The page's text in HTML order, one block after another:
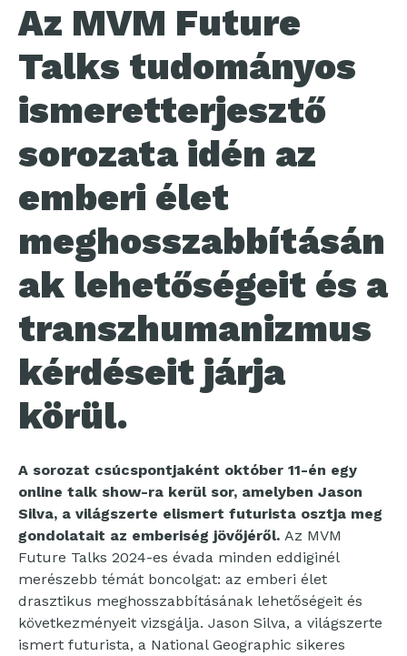
Az MVM Future
Talks tudományos
ismeretterjesztő
sorozata idén az
emberi élet
meghosszabbításán
ak lehetőségeit és a
transzhumanizmus
kérdéseit járja
körül.
A sorozat csúcspontjaként október 11-én egy
online talk show-ra kerül sor, amelyben Jason
Silva, a világszerte elismert futurista osztja meg
gondolatait az emberiség jövőjéről. Az MVM
Future Talks 2024-es évada minden eddiginél
merészebb témát boncolgat: az emberi élet
drasztikus meghosszabbításának lehetőségeit és
következményeit vizsgálja. Jason Silva, a világszerte
ismert futurista, a National Geographic sikeres